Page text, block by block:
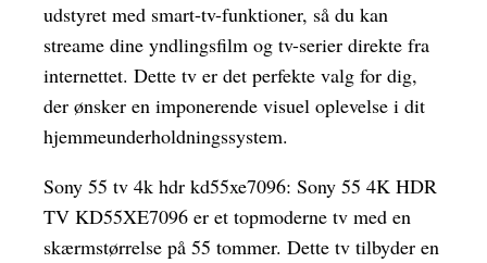
udstyret med smart-tv-funktioner, så du kan
streame dine yndlingsfilm og tv-serier direkte fra
internettet. Dette tv er det perfekte valg for dig,
der ønsker en imponerende visuel oplevelse i dit
hjemmeunderholdningssystem.
Sony 55 tv 4k hdr kd55xe7096: Sony 55 4K HDR
TV KD55XE7096 er et topmoderne tv med en
skærmstørrelse på 55 tommer. Dette tv tilbyder en